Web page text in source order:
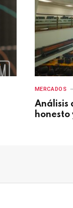
MERCADOS
Análisis